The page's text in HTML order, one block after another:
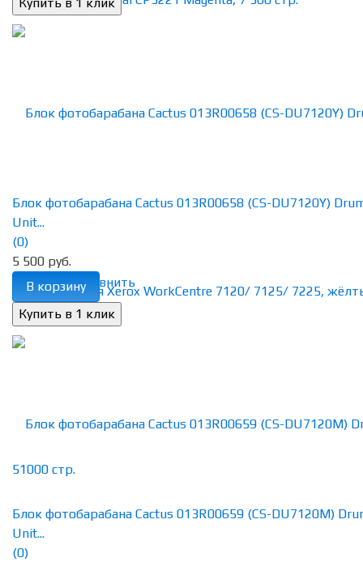
избранное сравнить
Блок фотобарабана Cactus 013R00658 (CS-DU7120Y)
Unit...
(0)
5 500 руб.
В корзину
Блок фотобарабана Cactus 013R00659 (CS-DU7120M)
Unit...
(0)